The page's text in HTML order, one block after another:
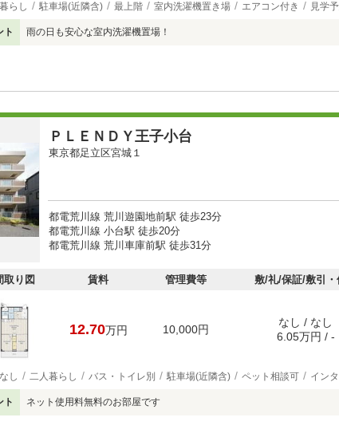
らし 駐車場(近隣含) 最上階 室内洗濯機置き場 エアコン付き 見学
ト 雨の日も安心な室内洗濯機置場！
ＰＬＥＮＤＹ王子小台
東京都足立区宮城１
都電荒川線 荒川遊園地前駅 徒歩23分
都電荒川線 小台駅 徒歩20分
都電荒川線 荒川車庫前駅 徒歩31分
取り図 賃料 管理費等 敷/礼/保証/敷引・
12.70万円 10,000円
なし / なし
6.05万円 / -
し 二人暮らし バス・トイレ別 駐車場(近隣含) ペット相談可 イン
ト ネット使用料無料のお部屋です